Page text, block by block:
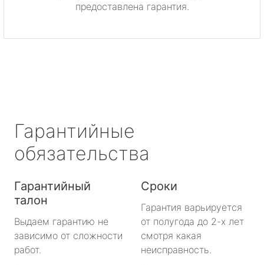
предоставлена гарантия.
Гарантийные
обязательства
Гарантийный
талон
Выдаем гарантию не
зависимо от сложности
работ.
Сроки
Гарантия варьируется
от полугода до 2-х лет
смотря какая
неисправность.